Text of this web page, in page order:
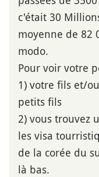
c'était 30
moyenne de 82
modo.
Pour voir votre
1) votre fils et/
petits fils
2) vous trouvez
les visa
de la corée du
là bas.